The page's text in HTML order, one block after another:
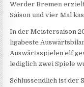
Werder Bremen
Saison und vier Mal
In der Meistersaison
ligabeste
Auswärtsspielen elf
lediglich zwei Spiele
Schlussendlich ist der